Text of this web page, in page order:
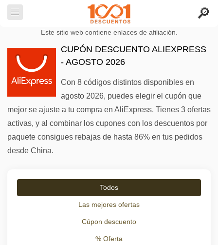
Este sitio web contiene enlaces de afiliación.
CUPÓN DESCUENTO ALIEXPRESS
- AGOSTO 2026
Con 8 códigos distintos disponibles en
agosto 2026, puedes elegir el cupón que
mejor se ajuste a tu compra en AliExpress. Tienes 3 ofertas
activas, y al combinar los cupones con los descuentos por
paquete consigues rebajas de hasta 86% en tus pedidos
desde China.
Todos
Las mejores ofertas
Cúpon descuento
% Oferta